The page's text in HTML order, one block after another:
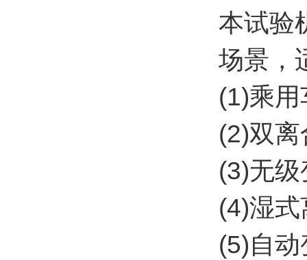
本试验
场景，
(1)乘
(2)双
(3)无
(4)湿
(5)自